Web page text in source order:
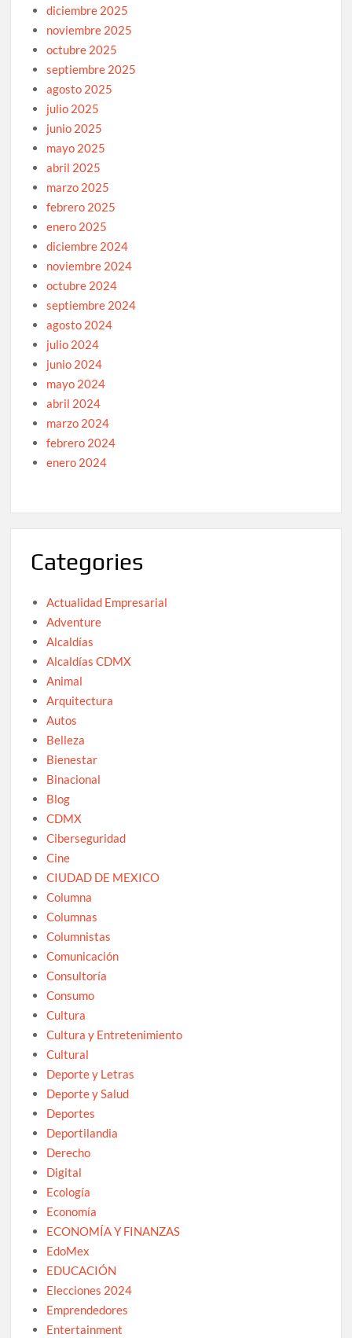
diciembre 2025
noviembre 2025
octubre 2025
septiembre 2025
agosto 2025
julio 2025
junio 2025
mayo 2025
abril 2025
marzo 2025
febrero 2025
enero 2025
diciembre 2024
noviembre 2024
octubre 2024
septiembre 2024
agosto 2024
julio 2024
junio 2024
mayo 2024
abril 2024
marzo 2024
febrero 2024
enero 2024
Categories
Actualidad Empresarial
Adventure
Alcaldías
Alcaldías CDMX
Animal
Arquitectura
Autos
Belleza
Bienestar
Binacional
Blog
CDMX
Ciberseguridad
Cine
CIUDAD DE MEXICO
Columna
Columnas
Columnistas
Comunicación
Consultoría
Consumo
Cultura
Cultura y Entretenimiento
Cultural
Deporte y Letras
Deporte y Salud
Deportes
Deportilandia
Derecho
Digital
Ecología
Economía
ECONOMÍA Y FINANZAS
EdoMex
EDUCACIÓN
Elecciones 2024
Emprendedores
Entertainment